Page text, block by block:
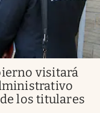
visitará
los titulares